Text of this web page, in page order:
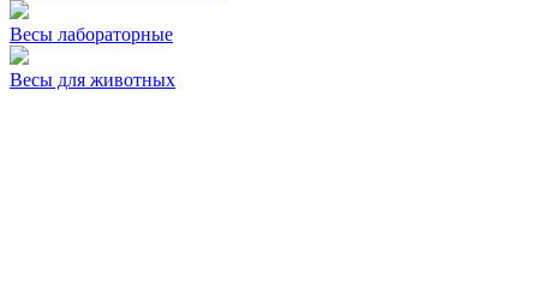
Весы лабораторные
Весы для животных